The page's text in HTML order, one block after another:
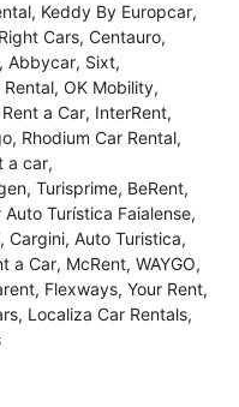
Keddy By Europcar
Right Cars Centauro
Abbycar Sixt
Rental OK Mobility
a Car InterRent
Rhodium Car Rental
a car
Turisprime BeRent
Auto Turística Faialense
Cargini Auto Turistica
a Car McRent WAYGO
Flexways Your Rent
Localiza Car Rentals